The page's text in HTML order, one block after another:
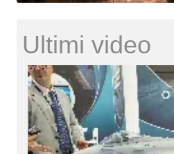
Ultimi video